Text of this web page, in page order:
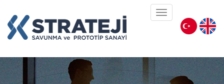
Mobil
Menu